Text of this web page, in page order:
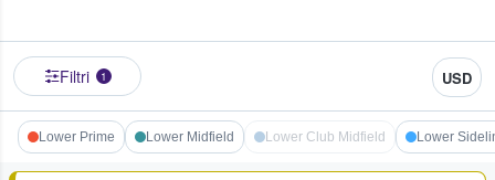
Filtri 1 USD
Lower Prime Lower Midfield Lower Club Midfield Lower